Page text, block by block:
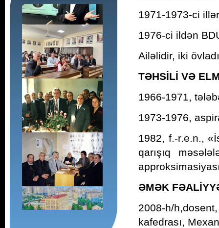
1971-1973-ci
1976-ci ildən
Ailəlidir, iki
TƏHSİLİ VƏ
1966-1971,
1973-1976,
1982, f.-r.e.n.,
qarışıq
ƏMƏK
2008-h/
kafedrası,